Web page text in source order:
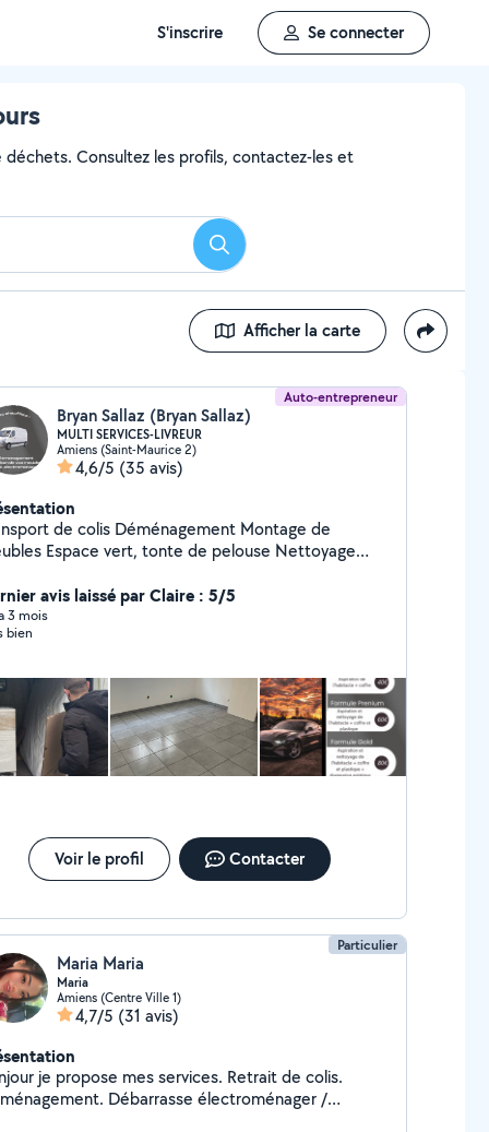
S'inscrire Se connecter
Consultez les profils, contactez-les et
Rechercher
Afficher la carte
Auto-entrepreneur
Bryan Sallaz (Bryan Sallaz)
MULTI SERVICES-LIVREUR
Amiens (Saint-Maurice 2)
4,6/5 (35 avis)
de colis Déménagement Montage de
tonte de pelouse Nettoyage
avis laissé par Claire : 5/5
3 mois
bien
Voir le profil Contacter
Particulier
Maria Maria
Maria
Amiens (Centre Ville 1)
4,7/5 (31 avis)
je propose mes services. Retrait de colis.
Débarrasse électroménager /